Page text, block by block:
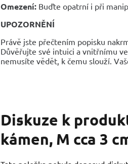
Omezení: Buďte opatrní i při
UPOZORNĚNÍ
Právě jste přečtením popisku
Důvěřujte své intuici a vnitřnímu
nemusíte vědět, k čemu slouží.
Diskuze k
kámen, M cca 3